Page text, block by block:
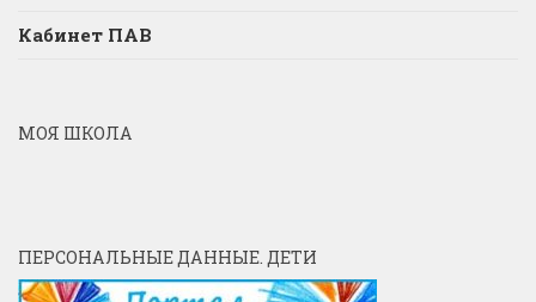
Кабинет ПАВ
МОЯ ШКОЛА
ПЕРСОНАЛЬНЫЕ ДАННЫЕ. ДЕТИ